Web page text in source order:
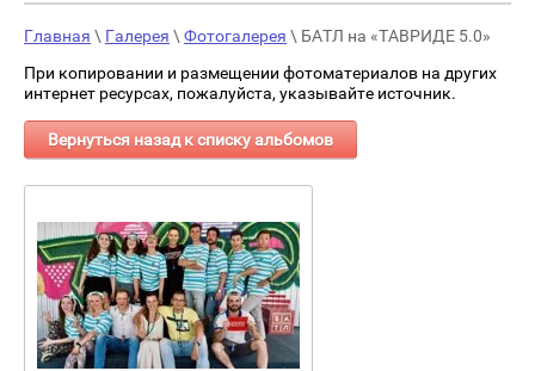
Главная \ Галерея \ Фотогалерея \ БАТЛ на «ТАВРИДЕ 5.0»
При копировании и размещении фотоматериалов на других
интернет ресурсах, пожалуйста, указывайте источник.
Вернуться назад к списку альбомов